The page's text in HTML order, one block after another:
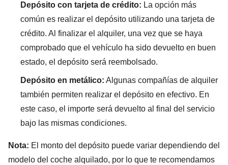
Depósito con tarjeta de crédito: La opción más
común es realizar el depósito utilizando una tarjeta de
crédito. Al finalizar el alquiler, una vez que se haya
comprobado que el vehículo ha sido devuelto en buen
estado, el depósito será reembolsado.
Depósito en metálico: Algunas compañías de alquiler
también permiten realizar el depósito en efectivo. En
este caso, el importe será devuelto al final del servicio
bajo las mismas condiciones.
Nota: El monto del depósito puede variar dependiendo del
modelo del coche alquilado, por lo que te recomendamos